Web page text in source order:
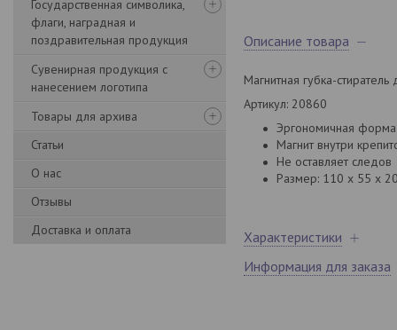
Государственная символика,
флаги, наградная и
поздравительная продукция
Сувенирная продукция с
нанесением логотипа
Товары для архива
Статьи
О нас
Отзывы
Доставка и оплата
Описание товара
Магнитная губка-
Артикул: 20860
Эргономичная форма
Магнит внутри
Не оставляет следов
Размер: 110 x 55 x
Характеристики
Информация для заказа